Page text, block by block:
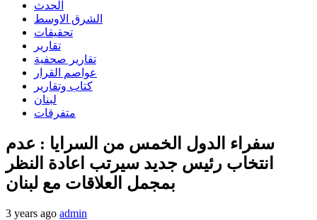
الحدث
الشرق الاوسط
تحقيقات
تقارير
تقارير صحفية
عواصم القرار
كتاب وتقارير
لبنان
متفرقات
سفراء الدول الخمس من السرايا : عدم
انتخاب رئيس جديد سيرتب اعادة النظر
بمجمل العلاقات مع لبنان
3 years ago admin